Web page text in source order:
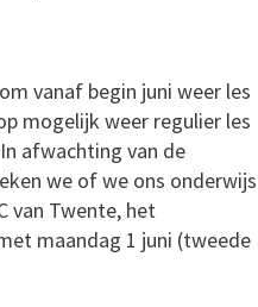
vanaf begin juni weer les
mogelijk weer regulier les
afwachting van de
we of we ons onderwijs
van Twente, het
maandag 1 juni (tweede